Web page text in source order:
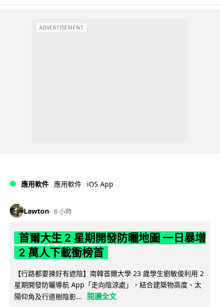
ADVERTISEMENT
應用軟件 應用軟件 iOS App
Lawton 8 小時
首爾大生 2 星期開發防曬地圖 一日暴增
2 萬人下載衝榜首
【行路都要揀好有遮陰】南韓首爾大學 23 歲學生劉敏俊利用 2
星期開發防曬導航 App「走向陰涼處」，結合建築物高度、太
陽仰角及行道樹陰影...
閱讀全文